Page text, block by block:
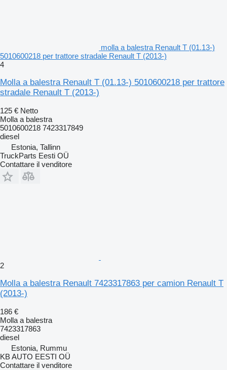
molla a balestra Renault T (01.13-)
5010600218 per trattore stradale Renault T (2013-)
4
Molla a balestra Renault T (01.13-) 5010600218 per trattore
stradale Renault T (2013-)
125 € Netto
Molla a balestra
5010600218 7423317849
diesel
Estonia, Tallinn
TruckParts Eesti OÜ
Contattare il venditore
2
Molla a balestra Renault 7423317863 per camion Renault T
(2013-)
186 €
Molla a balestra
7423317863
diesel
Estonia, Rummu
KB AUTO EESTI OÜ
Contattare il venditore